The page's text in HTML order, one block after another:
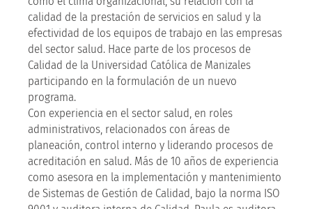
calidad de la prestación de servicios en salud y la
efectividad de los equipos de trabajo en las empresas
del sector salud. Hace parte de los procesos de
Calidad de la Universidad Católica de Manizales
participando en la formulación de un nuevo
programa.
Con experiencia en el sector salud, en roles
administrativos, relacionados con áreas de
planeación, control interno y liderando procesos de
acreditación en salud. Más de 10 años de experiencia
como asesora en la implementación y mantenimiento
de Sistemas de Gestión de Calidad, bajo la norma ISO